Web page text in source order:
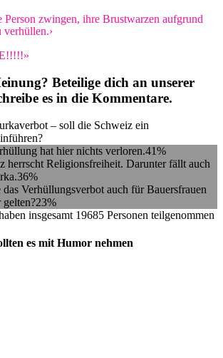
Person zwingen, ihre Brustwarzen aufgrund
verhüllen.›
Beteilige dich an unserer
es in die Kommentare.
– soll die Schweiz ein
hat hier nichts verloren.41%
herrscht Religionsfreiheit. Darunter fällt auch
36%
Verhüllungsverbot auch für Bauersfrauen
23%
insgesamt 19685 Personen teilgenommen
es mit Humor nehmen